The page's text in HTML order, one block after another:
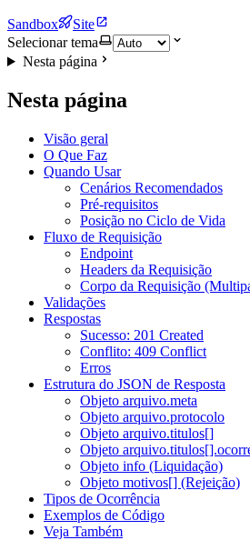
Sandbox
Site
Selecionar tema
Nesta página
Nesta página
Visão geral
O Que Faz
Quando Usar
Cenários Recomendados
Pré-requisitos
Posição no Ciclo de Vida
Fluxo de Requisição
Endpoint
Headers da Requisição
Corpo da Requisição
Validações
Respostas
Sucesso: 201 Created
Conflito: 409 Conflict
Erros
Estrutura do JSON de Resposta
Objeto arquivo.meta
Objeto arquivo.protocolo
Objeto arquivo.titulos[]
Objeto
Objeto info (Liquidação)
Objeto motivos[] (Rejeição)
Tipos de Ocorrência
Exemplos de Código
Veja Também